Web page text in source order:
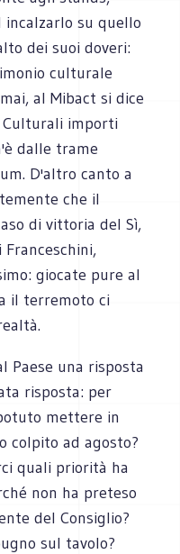
su quello
dei suoi doveri:
culturale
al Mibact si dice
Culturali importi
dalle trame
D'altro canto a
che il
di vittoria del Sì,
giocate pure al
il terremoto ci
Paese una risposta
risposta: per
mettere in
colpito ad agosto?
quali priorità ha
non ha preteso
del Consiglio?
sul tavolo?